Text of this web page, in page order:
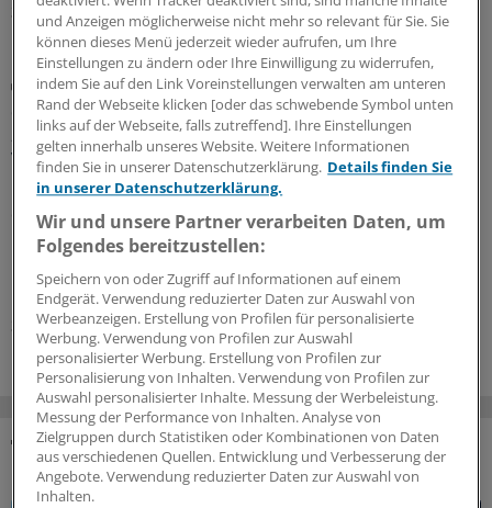
30.06.2026
Hauptstadtkongress
Suizidassistenz: Experten fürchten
„Goldgräberstimmung“ und fordern Schutz
vulnerabler Menschen
Die Haltung zur Suizidassistenz hat sich seit einem Urteil
des Bundesverfassungsgerichts weiterentwickelt. Eine
Initiative aus dem Bundestag will verhindern, dass
Menschen unter Druck gesetzt werden, ihr Leben zu
beenden.
30.06.2026
DAS KÖNNTE SIE AUCH INTERESSIEREN
und Anzeigen möglicherweise nicht mehr so relevant für Sie. Sie
können dieses Menü jederzeit wieder aufrufen, um Ihre
Einstellungen zu ändern oder Ihre Einwilligung zu widerrufen,
indem Sie auf den Link Voreinstellungen verwalten am unteren
Rand der Webseite klicken [oder das schwebende Symbol unten
links auf der Webseite, falls zutreffend]. Ihre Einstellungen
gelten innerhalb unseres Website. Weitere Informationen
finden Sie in unserer Datenschutzerklärung. Details finden Sie
in unserer Datenschutzerklärung.
Wir und unsere Partner verarbeiten Daten, um
Folgendes bereitzustellen:
Speichern von oder Zugriff auf Informationen auf einem
Endgerät. Verwendung reduzierter Daten zur Auswahl von
Werbeanzeigen. Erstellung von Profilen für personalisierte
Werbung. Verwendung von Profilen zur Auswahl
personalisierter Werbung. Erstellung von Profilen zur
Personalisierung von Inhalten. Verwendung von Profilen zur
Auswahl personalisierter Inhalte. Messung der Werbeleistung.
Messung der Performance von Inhalten. Analyse von
Zielgruppen durch Statistiken oder Kombinationen von Daten
aus verschiedenen Quellen. Entwicklung und Verbesserung der
Angebote. Verwendung reduzierter Daten zur Auswahl von
Inhalten.